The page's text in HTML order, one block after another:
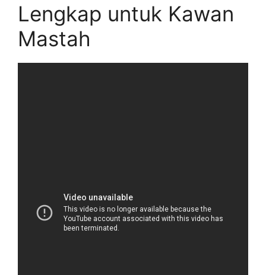
Lengkap untuk Kawan
Mastah